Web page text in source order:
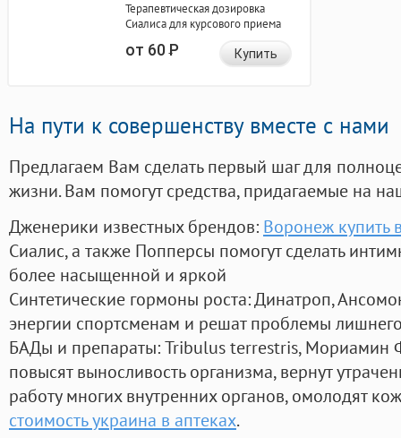
Терапевтическая дозировка
Сиалиса для курсового приема
от 60Р Купить
На пути к совершенству вместе с нами
Предлагаем Вам сделать первый шаг для
жизни. Вам помогут средства, придагаемые на
Дженерики известных брендов: Воронеж купить
Сиалис, а также Попперсы помогут сделать
более насыщенной и яркой
Синтетические гормоны роста: Динатроп,
энергии спортсменам и решат проблемы
БАДы и препараты:Tribulus terrestris, Мориамин
повысят выносливость организма, вернут
работу многих внутренних органов, омолодят
стоимость украина в аптеках.